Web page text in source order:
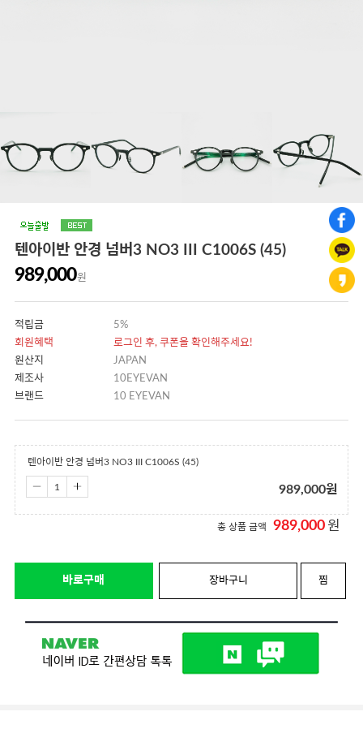
텐아이반 안경 넘버3 NO3 III C1006S (45)
989,000원
적립금
5%
회원혜택
로그인 후, 쿠폰을 확인해주세요!
원산지
JAPAN
제조사
10EYEVAN
브랜드
10 EYEVAN
텐아이반 안경 넘버3 NO3 III C1006S (45)
989,000원
총 상품 금액 989,000 원
바로구매 장바구니 찜